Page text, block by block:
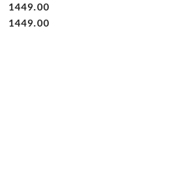
Cena:
1449.00
Cena:
1449.00